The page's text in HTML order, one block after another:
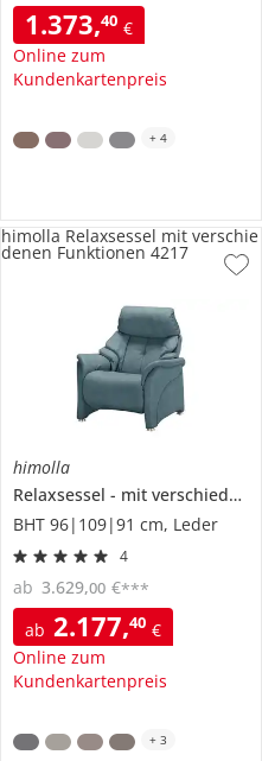
1.373,40 €
Online zum
Kundenkartenpreis
+ 4
himolla
Relaxsessel
mit verschiedenen Funktionen
BHT 96|109|91 cm, Leder
4
ab 2.177,40 €
Online zum
Kundenkartenpreis
ab 3.629,00 €***
himolla Relaxsessel mit verschie
denen Funktionen 4217
+ 3